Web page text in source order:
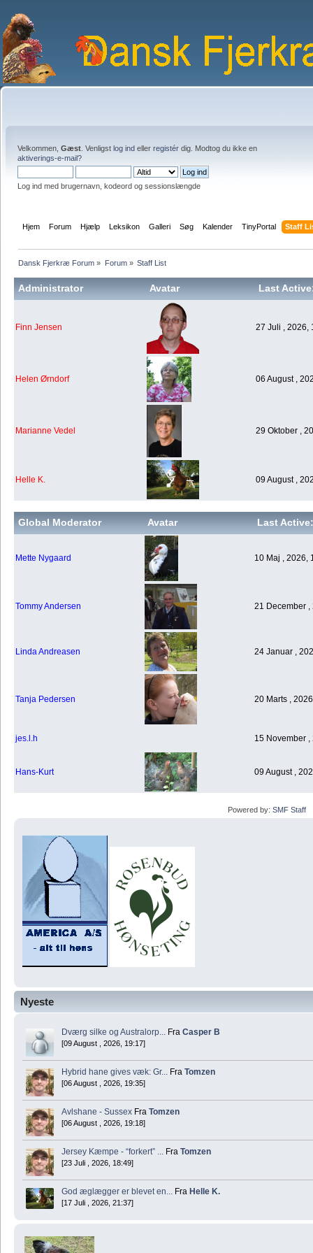
Velkommen, Gæst . Venligst log ind eller registér dig. Modtog du ikke en
aktiverings-e-mail?
Log ind med brugernavn, kodeord og sessionslængde
Hjem Forum Hjælp Leksikon Galleri Søg Kalender TinyPortal Staff
Dansk Fjerkræ Forum » Forum» Staff List
Nyeste
Dværg silke og Australorp... Fra Casper B
[09 August , 2026, 19:17]
Hybrid hane gives væk: Gr... Fra Tomzen
[06 August , 2026, 19:35]
Avlshane - Sussex Fra Tomzen
[06 August , 2026, 19:18]
Jersey Kæmpe - “forkert” ... Fra Tomzen
[23 Juli , 2026, 18:49]
God æglægger er blevet en... Fra Helle K.
[17 Juli , 2026, 21:37]
Administrator Avatar Last
Finn Jensen 27 Juli , 2026,
Helen Ørndorf 06 August ,
Marianne Vedel 29 Oktober ,
Helle K. 09 August ,
Global Moderator Avatar Last Active:
Mette Nygaard 10 Maj , 2026,
Tommy Andersen 21 December ,
Linda Andreasen 24 Januar ,
Tanja Pedersen 20 Marts ,
jes.l.h 15 November
Hans-Kurt 09 August ,
Powered by: SMF Staff